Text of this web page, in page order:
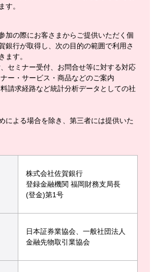
す。
加の際にお客さまからご提供いただく個
銀行が取得し、次の目的の範囲で利用さ
ます。
セミナー受付、お問合せ等に対する対応
ー・サービス・商品などのご案内
請求経路など統計分析データとしての社
による場合を除き、第三者には提供いた
株式会社佐賀銀行
登録金融機関 福岡財務支局長
(登金)第1号
日本証券業協会、一般社団法人
金融先物取引業協会